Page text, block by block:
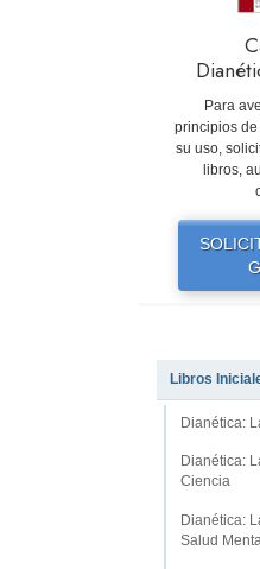
Para
principios
su uso,
libros,
Libros
Dianética:
Dianética:
Ciencia
Dianética:
Salud